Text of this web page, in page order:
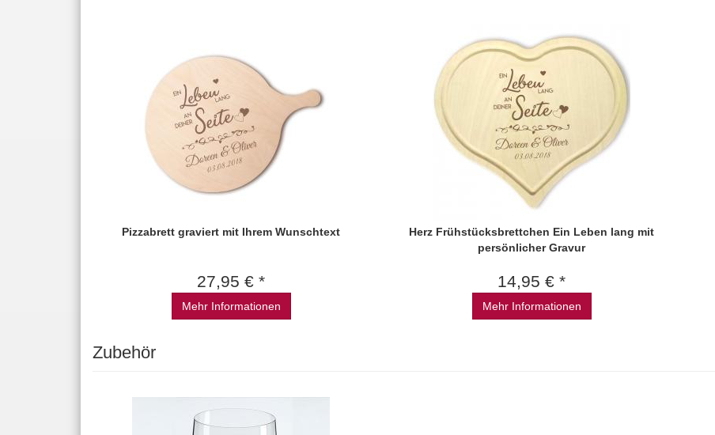
Pizzabrett graviert mit Ihrem Wunschtext
27,95 € *
Mehr Informationen
Herz Frühstücksbrettchen Ein Leben lang mit
persönlicher Gravur
14,95 € *
Mehr Informationen
Zubehör